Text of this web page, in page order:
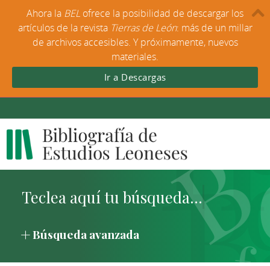
Búsqueda avanzada
Ahora la BEL ofrece la posibilidad de descargar los
artículos de la revista Tierras de León: más de un millar
de archivos accesibles. Y próximamente, nuevos
materiales.
Ir a Descargas